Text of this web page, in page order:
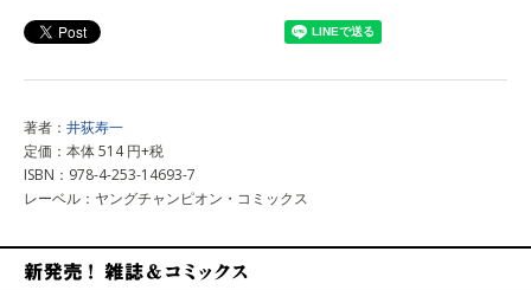
著者： 井荻寿一
定価：本体 514 円+税
ISBN：978-4-253-14693-7
レーベル：ヤングチャンピオン・コミックス